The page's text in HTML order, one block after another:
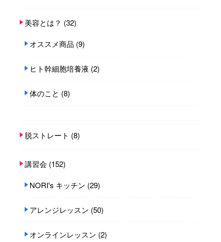
美容とは？ (32)
オススメ商品 (9)
ヒト幹細胞培養液 (2)
体のこと (8)
脱ストレート (8)
講習会 (152)
NORI's キッチン (29)
アレンジレッスン (50)
オンラインレッスン (2)